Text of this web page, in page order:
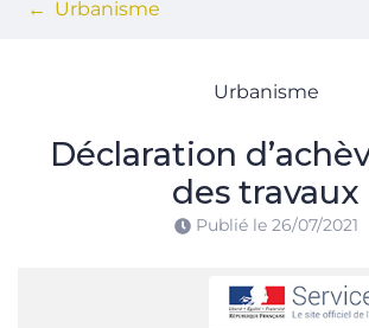
Urbanisme
Urbanisme
Déclaration
des travaux
Publié le 26/07/2021